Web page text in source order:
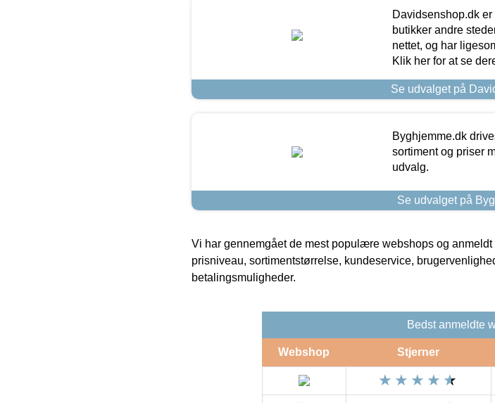
Davidsenshop.dk
butikker andre
nettet, og har
Klik her for at se
Se udvalget på
Byghjemme.dk
sortiment og priser
udvalg.
Se udvalget på
Vi har gennemgået de mest populære webshops og
prisniveau, sortimentstørrelse, kundeservice,
betalingsmuligheder.
Bedst anmeldte
Webshop Stjerner